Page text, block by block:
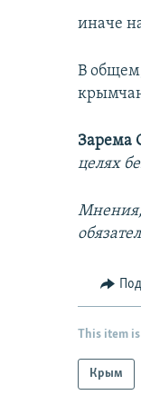
иначе
В
Зарема
целях
Мнения,
This item
Крым